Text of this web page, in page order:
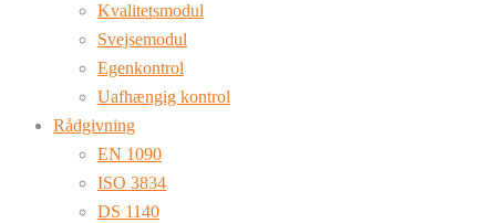
Kvalitetsmodul
Svejsemodul
Egenkontrol
Uafhængig kontrol
Rådgivning
EN 1090
ISO 3834
DS 1140